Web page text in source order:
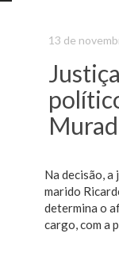
13 de
Murad
Na decisão,
marido
determina o
cargo, com a